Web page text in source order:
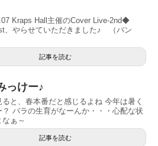
Kraps Hall主催のCover Live-2nd◆
、やらせていただきました♪ （バン
記事を読む
っけー♪
と、春本番だと感じるよね 今年は暑く
？ バラの生育がなーんか・・・心配な状
ぁ～
記事を読む